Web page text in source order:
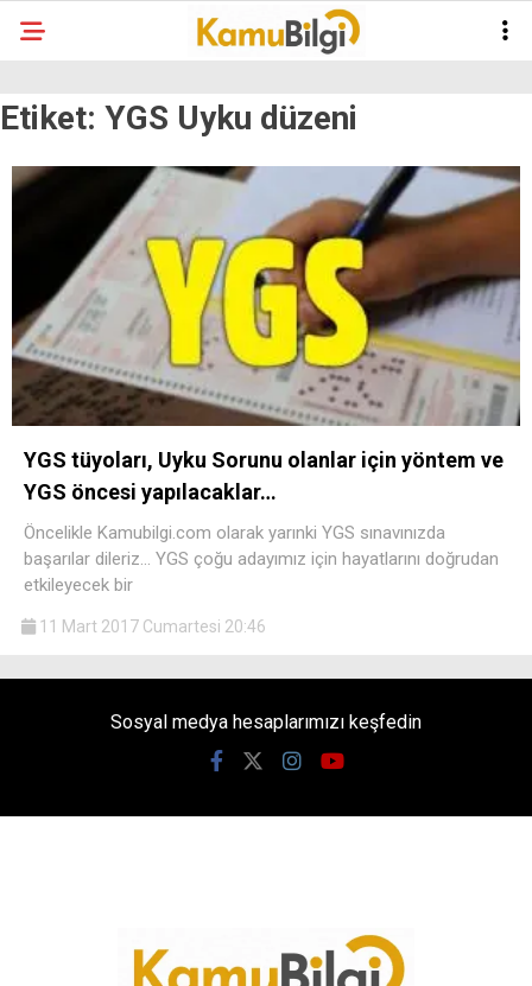
Etiket: YGS Uyku düzeni
YGS tüyoları, Uyku Sorunu olanlar için yöntem ve
YGS öncesi yapılacaklar…
Öncelikle Kamubilgi.com olarak yarınki YGS sınavınızda
başarılar dileriz… YGS çoğu adayımız için hayatlarını doğrudan
etkileyecek bir
11 Mart 2017 Cumartesi 20:46
Sosyal medya hesaplarımızı keşfedin